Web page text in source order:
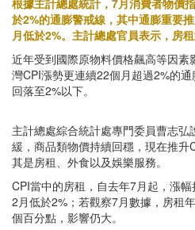
於2%的通膨警戒線，其中通膨重要
月低於2%。主計總處官員表示，房
近年受到國際原物料價格飆高等因素
灣CPI漲勢更連續22個月超過2%的
回落至2%以下。
主計總處綜合統計處專門委員曹志
緩，商品類物價持續回穩，現在推
其是房租、外食以及娛樂服務。
CPI當中的房租，自去年7月起，漲
2月低於2%；若觀察7月數據，房租
個百分點，影響仍大。